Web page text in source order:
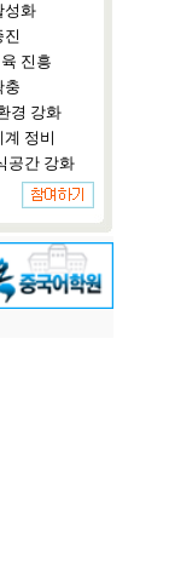
성화
진
진흥
충
경 강화
정비
공간 강화